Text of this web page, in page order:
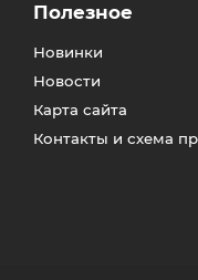
Полезное
Новинки
Новости
Карта сайта
Контакты и схема